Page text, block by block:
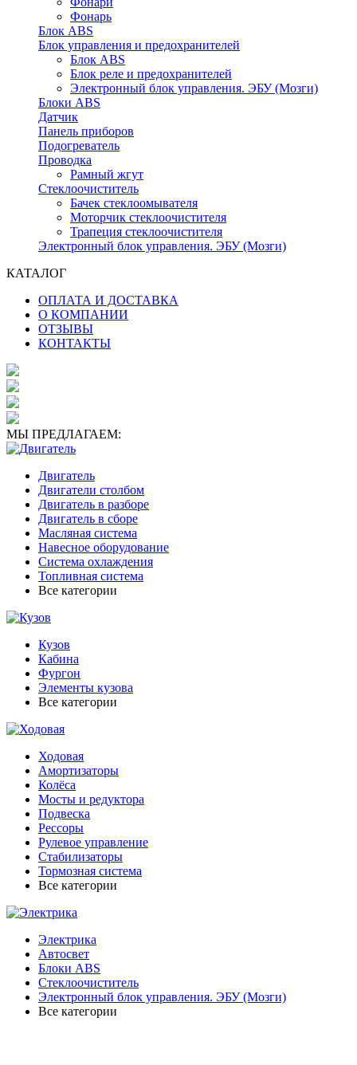
Фонарь
Блок ABS
Блок управления и предохранителей
Блок ABS
Блок реле и предохранителей
Электронный блок управления. ЭБУ (Мозги)
Блоки ABS
Датчик
Панель приборов
Подогреватель
Проводка
Рамный жгут
Стеклоочиститель
Бачек стеклоомывателя
Моторчик стеклоочистителя
Трапеция стеклоочистителя
Электронный блок управления. ЭБУ (Мозги)
КАТАЛОГ
ОПЛАТА И ДОСТАВКА
О КОМПАНИИ
ОТЗЫВЫ
КОНТАКТЫ
МЫ ПРЕДЛАГАЕМ:
Двигатель
Двигатели столбом
Двигатель в разборе
Двигатель в сборе
Масляная система
Навесное оборудование
Система охлаждения
Топливная система
Все категории
Кузов
Кабина
Фургон
Элементы кузова
Все категории
Ходовая
Амортизаторы
Колёса
Мосты и редуктора
Подвеска
Рессоры
Рулевое управление
Стабилизаторы
Тормозная система
Все категории
Электрика
Автосвет
Блоки ABS
Стеклоочиститель
Электронный блок управления. ЭБУ (Мозги)
Все категории